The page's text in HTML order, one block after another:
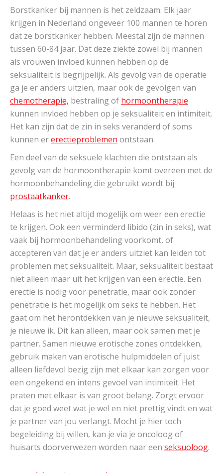
Borstkanker bij mannen is het zeldzaam. Elk jaar
krijgen in Nederland ongeveer 100 mannen te horen
dat ze borstkanker hebben. Meestal zijn de mannen
tussen 60-84 jaar. Dat deze ziekte zowel bij mannen
als vrouwen invloed kunnen hebben op de
seksualiteit is begrijpelijk. Als gevolg van de operatie
ga je er anders uitzien, maar ook de gevolgen van
chemotherapie, bestraling of hormoontherapie
kunnen invloed hebben op je seksualiteit en intimiteit.
Het kan zijn dat de zin in seks veranderd of soms
kunnen ererectieproblemen ontstaan.
Een deel van de seksuele klachten die ontstaan als
gevolg van de hormoontherapie komt overeen met de
hormoonbehandeling die gebruikt wordt bij
prostaatkanker.
Helaas is het niet altijd mogelijk om weer een erectie
te krijgen. Ook een verminderd libido (zin in seks), wat
vaak bij hormoonbehandeling voorkomt, of
accepteren van dat je er anders uitziet kan leiden tot
problemen met seksualiteit. Maar, seksualiteit bestaat
niet alleen maar uit het krijgen van een erectie. Een
erectie is nodig voor penetratie, maar ook zonder
penetratie is het mogelijk om seks te hebben. Het
gaat om het herontdekken van je nieuwe seksualiteit,
je nieuwe ik. Dit kan alleen, maar ook samen met je
partner. Samen nieuwe erotische zones ontdekken,
gebruik maken van erotische hulpmiddelen of juist
alleen liefdevol bezig zijn met elkaar kan zorgen voor
een ongekend en intens gevoel van intimiteit. Het
praten met elkaar is van groot belang. Zorgt ervoor
dat je goed weet wat je wel en niet prettig vindt en wat
je partner van jou verlangt. Mocht je hier toch
begeleiding bij willen, kan je via je oncoloog of
huisarts doorverwezen worden naar een seksuoloog.